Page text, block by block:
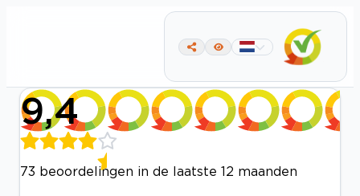
9,4
73 beoordelingen in de laatste 12 maanden